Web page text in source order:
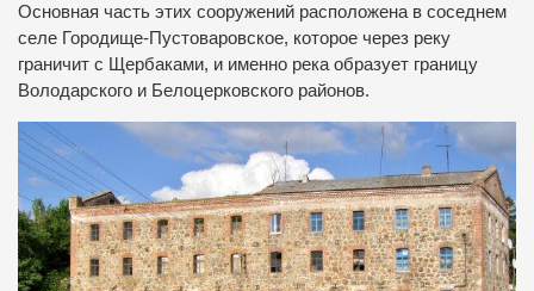
Основная часть этих сооружений расположена в соседнем
селе Городище-Пустоваровское, которое через реку
граничит с Щербаками, и именно река образует границу
Володарского и Белоцерковского районов.